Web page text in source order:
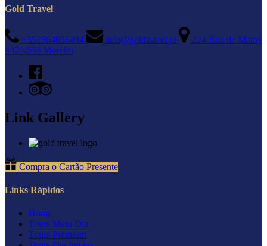
Gold Travel
+351964056494 info@goldtravel.pt
224 Rua de Matos
4470-558 Moreira
Link Gallery
Compra o Cartão Presente
Links Rápidos
Home
Tours Meio Dia
Tours Premium